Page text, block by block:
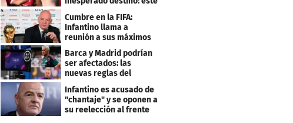
será su club
Cumbre en la FIFA:
Infantino llama a
reunión a sus máximos
Barca y Madrid podrían
ser afectados: las
nuevas reglas del
arbitraje en LaLiga
Infantino es acusado de
"chantaje" y se oponen a
su reelección al frente